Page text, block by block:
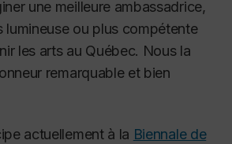
une meilleure ambassadrice,
lumineuse ou plus compétente
les arts au Québec. Nous la
remarquable et bien
actuellement à la Biennale de